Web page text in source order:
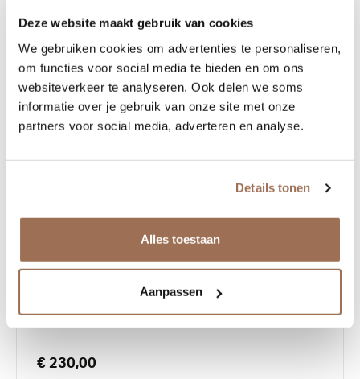
Deze website maakt gebruik van cookies
We gebruiken cookies om advertenties te personaliseren,
om functies voor social media te bieden en om ons
websiteverkeer te analyseren. Ook delen we soms
informatie over je gebruik van onze site met onze
partners voor social media, adverteren en analyse.
Details tonen
Alles toestaan
Aanpassen
Etnia Barcelona Braganza
€ 230,00